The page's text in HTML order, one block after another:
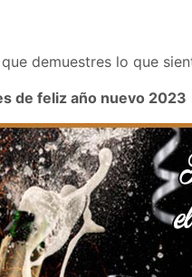
demuestres lo que
de feliz año nuevo 2023